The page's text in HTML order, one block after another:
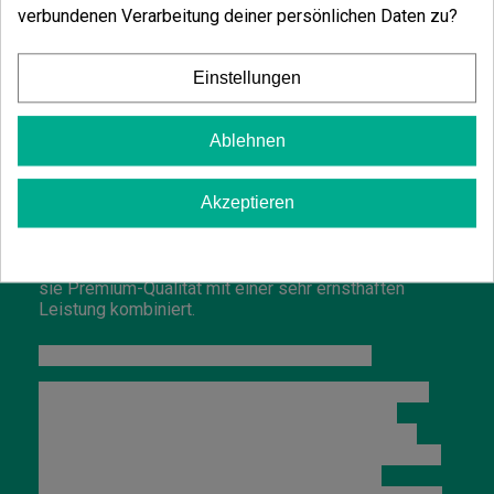
Kontrolle gerät.
Während der Blütezeit beginnt sie,dichte, schwere
und sehr harzige Knospenziemlich homogen über
die gesamte Pflanze zu bilden, daher schätzt sie eine
stabile Nährstoffversorgung und eine gut kontrollierte
Umgebung, besonders wenn man die Produktion
maximieren möchte. Sie reagiert auch gut auf die
üblichen Techniken, um die Krone zu öffnen und den
Lichteinfall zu verbessern, was zu einer
gleichmäßigeren Blütenbildung beiträgt. In guten
sie Premium-Qualität mit einer sehr ernsthaften
Leistung kombiniert.
verbundenen Verarbeitung deiner persönlichen Daten zu?
Einstellungen
Ablehnen
Akzeptieren